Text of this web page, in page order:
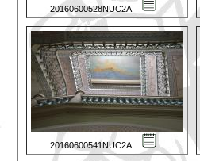
20160600528NUC2A
20160600541NUC2A